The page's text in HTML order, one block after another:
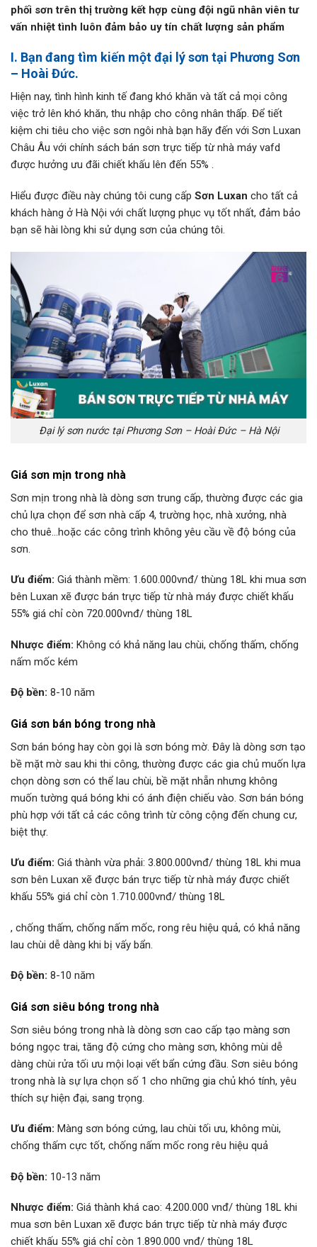
phối sơn trên thị trường kết hợp cùng đội ngũ nhân viên tư
vấn nhiệt tình luôn đảm bảo uy tín chất lượng sản phẩm
I. Bạn đang tìm kiến một đại lý sơn tại Phương Sơn
– Hoài Đức.
Hiện nay, tình hình kinh tế đang khó khăn và tất cả mọi công
việc trở lên khó khăn, thu nhập cho công nhân thấp. Để tiết
kiệm chi tiêu cho việc sơn ngôi nhà bạn hãy đến với Sơn Luxan
Châu Âu với chính sách bán sơn trực tiếp từ nhà máy vafd
được hưởng ưu đãi chiết khấu lên đến 55% .
Hiểu được điều này chúng tôi cung cấp Sơn Luxan cho tất cả
khách hàng ở Hà Nội với chất lượng phục vụ tốt nhất, đảm bảo
bạn sẽ hài lòng khi sử dụng sơn của chúng tôi.
Đại lý sơn nước tại Phương Sơn – Hoài Đức – Hà Nội
Giá sơn mịn trong nhà
Sơn mịn trong nhà là dòng sơn trung cấp, thường được các gia
chủ lựa chọn để sơn nhà cấp 4, trường học, nhà xưởng, nhà
cho thuê…hoặc các công trình không yêu cầu về độ bóng của
sơn.
Ưu điểm: Giá thành mềm: 1.600.000vnđ/ thùng 18L khi mua sơn
bên Luxan xẽ được bán trực tiếp từ nhà máy được chiết khấu
55% giá chỉ còn 720.000vnđ/ thùng 18L
Nhược điểm: Không có khả năng lau chùi, chống thấm, chống
nấm mốc kém
Độ bền: 8-10 năm
Giá sơn bán bóng trong nhà
Sơn bán bóng hay còn gọi là sơn bóng mờ. Đây là dòng sơn tạo
bề mặt mờ sau khi thi công, thường được các gia chủ muốn lựa
chọn dòng sơn có thể lau chùi, bề mặt nhẵn nhưng không
muốn tường quá bóng khi có ánh điện chiếu vào. Sơn bán bóng
phù hợp với tất cả các công trình từ công cộng đến chung cư,
biệt thự.
Ưu điểm: Giá thành vừa phải: 3.800.000vnđ/ thùng 18L khi mua
sơn bên Luxan xẽ được bán trực tiếp từ nhà máy được chiết
khấu 55% giá chỉ còn 1.710.000vnđ/ thùng 18L
, chống thấm, chống nấm mốc, rong rêu hiệu quả, có khả năng
lau chùi dễ dàng khi bị vấy bẩn.
Độ bền: 8-10 năm
Giá sơn siêu bóng trong nhà
Sơn siêu bóng trong nhà là dòng sơn cao cấp tạo màng sơn
bóng ngọc trai, tăng độ cứng cho màng sơn, không mùi dễ
dàng chùi rửa tối ưu mội loại vết bẩn cứng đầu. Sơn siêu bóng
trong nhà là sự lựa chọn số 1 cho những gia chủ khó tính, yêu
thích sự hiện đại, sang trọng.
Ưu điểm: Màng sơn bóng cứng, lau chùi tối ưu, không mùi,
chống thấm cực tốt, chống nấm mốc rong rêu hiệu quả
Độ bền: 10-13 năm
Nhược điểm: Giá thành khá cao: 4.200.000 vnđ/ thùng 18L khi
mua sơn bên Luxan xẽ được bán trực tiếp từ nhà máy được
chiết khấu 55% giá chỉ còn 1.890.000 vnđ/ thùng 18L